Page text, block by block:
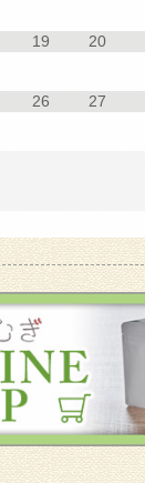
19 20
26 27